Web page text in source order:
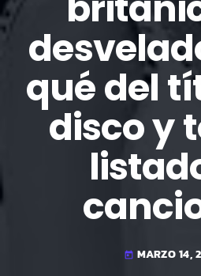
qué del
disco y
today MARZO 14,